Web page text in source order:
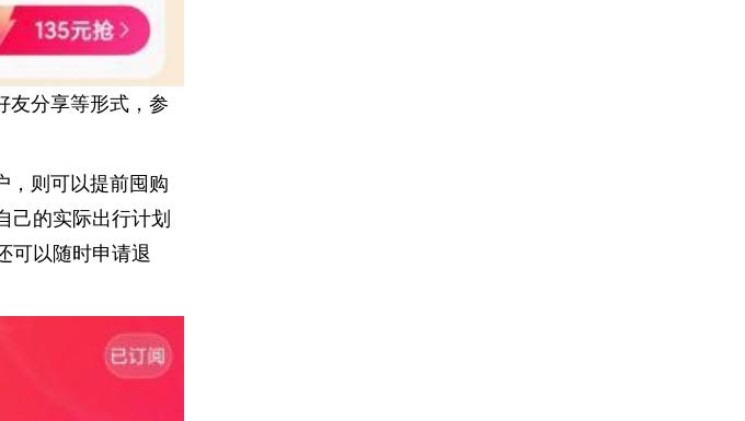
友分享等形式，参
，则可以提前囤购
己的实际出行计划
可以随时申请退